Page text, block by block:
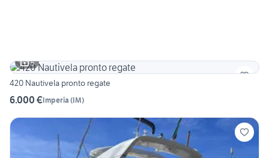
5
420 Nautivela pronto regate
6.000 €Imperia (IM)